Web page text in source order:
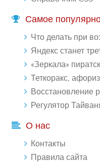
Самое
Что делать при возникновении
Яндекс станет третьим
«Зеркала» пиратских
Теткоракс,
Восстановление реестра Windows
Регулятор Тайваня
О нас
Контакты
Правила сайта